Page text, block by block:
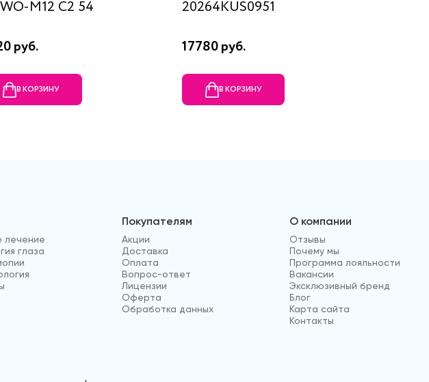
M12 C2 54
руб.
В КОРЗИНУ
20264KUS0951
17780 руб.
В КОРЗИНУ
лечение
глаза
Покупателям
Акции
Доставка
Оплата
Вопрос-ответ
Лицензии
Оферта
Обработка данных
О компании
Отзывы
Почему мы
Программа лояльности
Вакансии
Эксклюзивный бренд
Блог
Карта сайта
Контакты